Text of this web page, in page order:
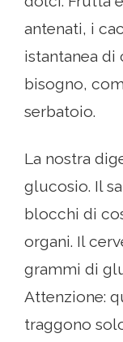
antenati, i
istantanea di
bisogno,
serbatoio.
La nostra
glucosio. Il
blocchi di
organi. Il
grammi di
Attenzione:
traggono